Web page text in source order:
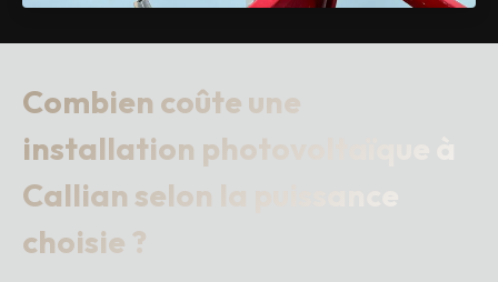
Combien coûte une
installation photovoltaïque à
Callian selon la puissance
choisie ?